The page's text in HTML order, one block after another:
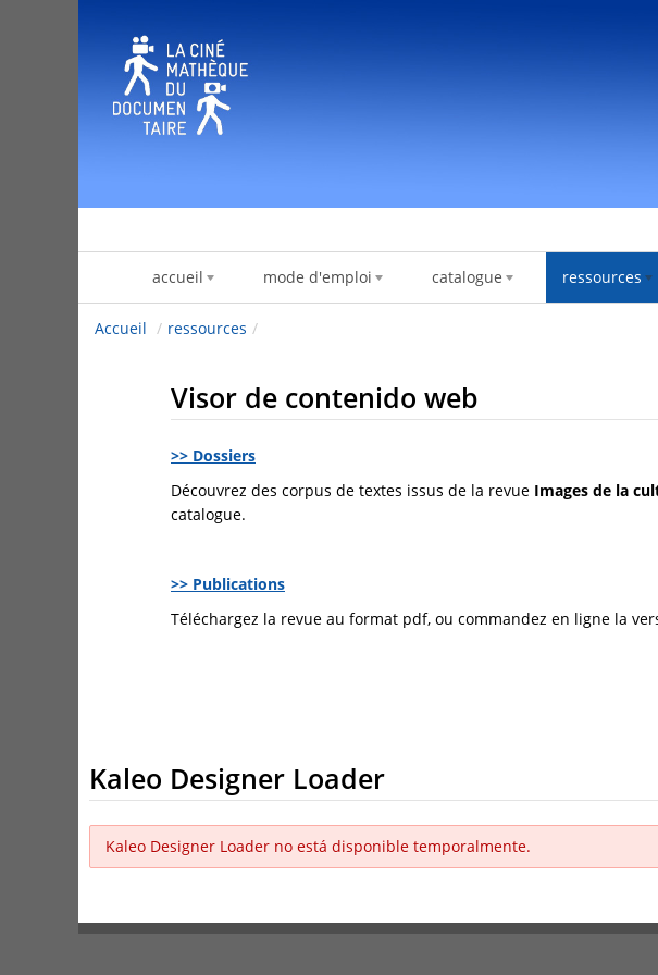
accueil mode d'emploi catalogue ressources
Accueil / ressources /
Visor de contenido web
>> Dossiers
Découvrez des corpus de textes issus de la revue Images de la
catalogue.
>> Publications
Téléchargez la revue au format pdf, ou commandez en ligne la
Kaleo Designer Loader
Kaleo Designer Loader no está disponible temporalmente.